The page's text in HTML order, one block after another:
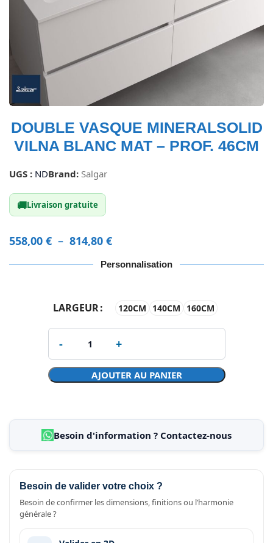
DOUBLE VASQUE MINERALSOLID
VILNA BLANC MAT – PROF. 46CM
UGS : NDBrand: Salgar
🚚Livraison gratuite
558,00 € – 814,80 €
Personnalisation
LARGEUR 120CM 140CM 160CM
AJOUTER AU PANIER
Besoin d'information ? Contactez-nous
Besoin de valider votre choix ?
Besoin de confirmer les dimensions, finitions ou l’harmonie
générale ?